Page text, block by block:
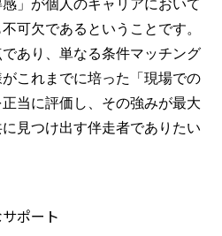
」が個人のキャリアにおいて
可欠であるということです。
あり、単なる条件マッチング
これまでに培った「現場での
当に評価し、その強みが最大
見つけ出す伴走者でありたい
ポート